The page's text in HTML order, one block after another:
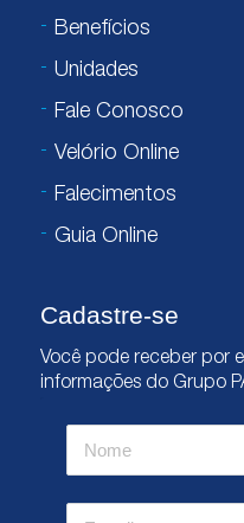
Benefícios
Unidades
Fale Conosco
Velório Online
Falecimentos
Guia Online
Cadastre-se
Você pode receber por
informações do Grupo